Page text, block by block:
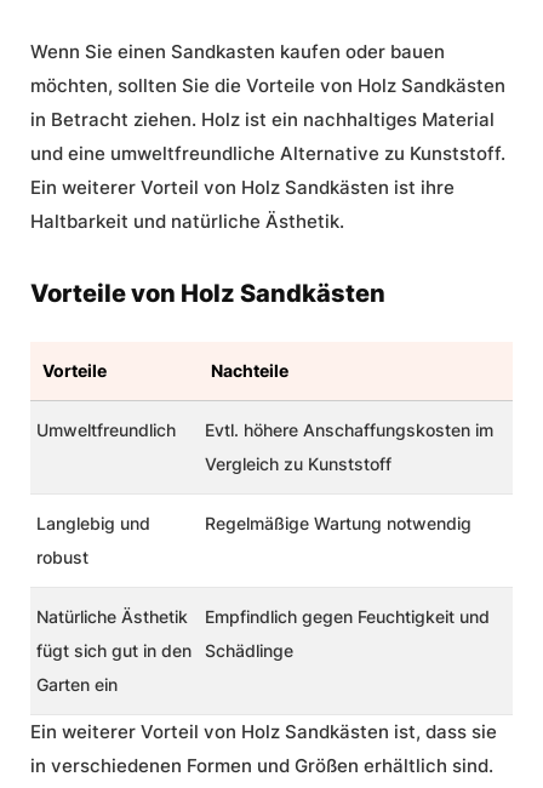
Wenn Sie einen Sandkasten kaufen oder bauen
möchten, sollten Sie die Vorteile von Holz Sandkästen
in Betracht ziehen. Holz ist ein nachhaltiges Material
und eine umweltfreundliche Alternative zu Kunststoff.
Ein weiterer Vorteil von Holz Sandkästen ist ihre
Haltbarkeit und natürliche Ästhetik.
Vorteile von Holz Sandkästen
Vorteile Nachteile
Umweltfreundlich
Evtl. höhere Anschaffungskosten im
Vergleich zu Kunststoff
Langlebig und
robust
Regelmäßige Wartung notwendig
Natürliche Ästhetik
fügt sich gut in den
Garten ein
Empfindlich gegen Feuchtigkeit und
Schädlinge
Ein weiterer Vorteil von Holz Sandkästen ist, dass sie
in verschiedenen Formen und Größen erhältlich sind.